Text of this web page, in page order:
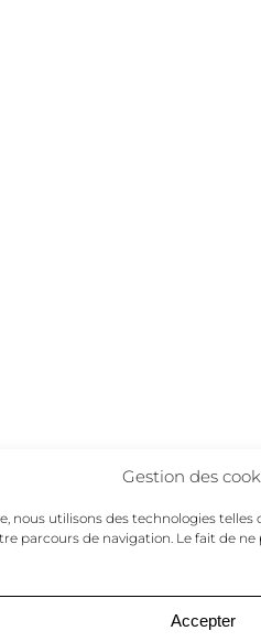
Gestion des
nous utilisons des technologies
parcours de navigation. Le fait de
Accepter